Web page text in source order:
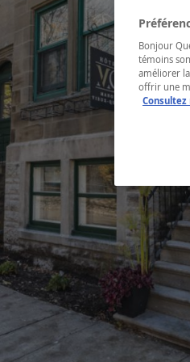
Bonjour
témoins
améliorer
offrir une